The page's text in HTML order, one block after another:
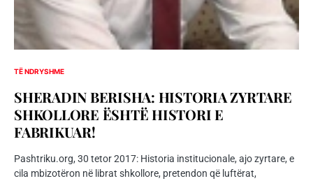
TË NDRYSHME
SHERADIN BERISHA: HISTORIA ZYRTARE
SHKOLLORE ËSHTË HISTORI E
FABRIKUAR!
Pashtriku.org, 30 tetor 2017: Historia institucionale, ajo zyrtare, e
cila mbizotëron në librat shkollore, pretendon që luftërat,